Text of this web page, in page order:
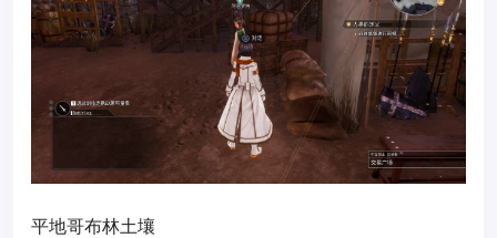
平地哥布林土壤